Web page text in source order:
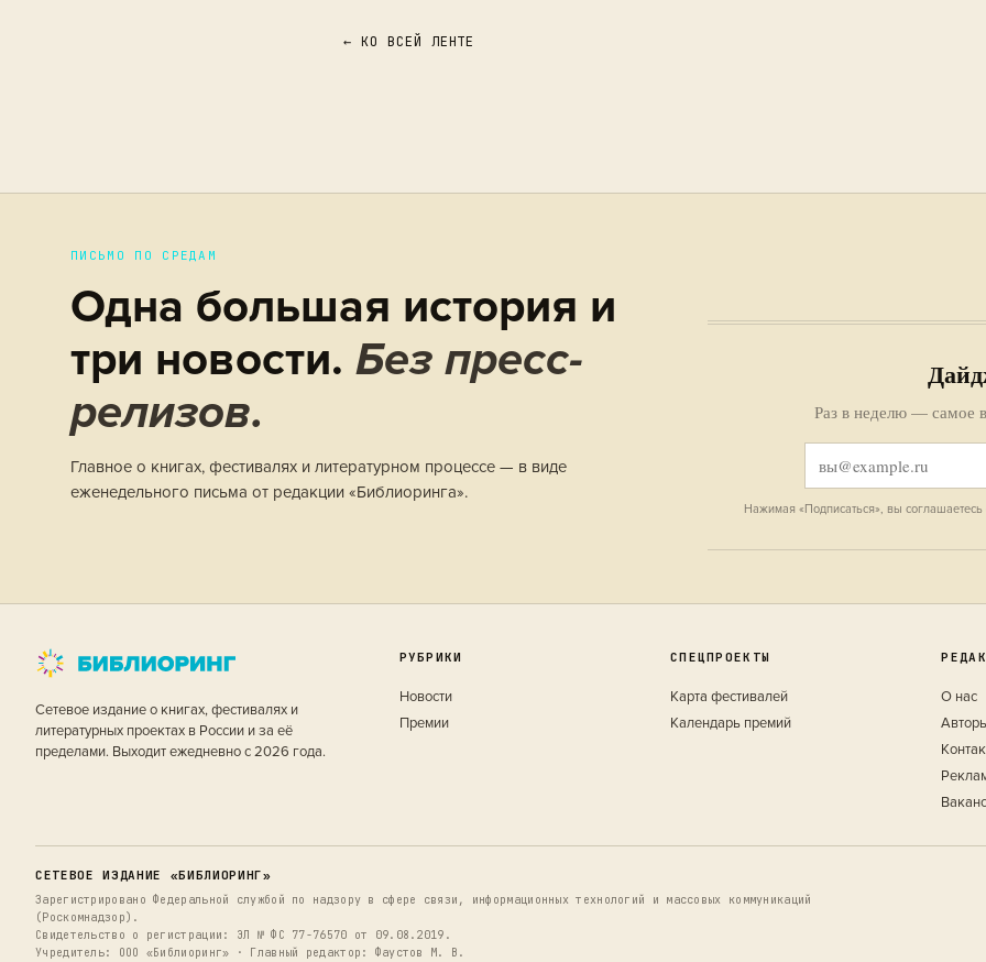
← КО ВСЕЙ ЛЕНТЕ
ПИСЬМО ПО СРЕДАМ
Одна большая история и
три новости. Без пресс-
релизов.
Главное о книгах, фестивалях и литературном процессе — в виде
еженедельного письма от редакции «Библиоринга».
Раз в неделю — самое
Нажимая «Подписаться», вы соглашаетесь
Сетевое издание о книгах, фестивалях и
литературных проектах в России и за её
пределами. Выходит ежедневно с 2026 года.
РУБРИКИ
Новости
Премии
СПЕЦПРОЕКТЫ
Карта фестивалей
Календарь премий
О нас
СЕТЕВОЕ ИЗДАНИЕ «БИБЛИОРИНГ»
Зарегистрировано Федеральной службой по надзору в сфере связи, информационных технологий и массовых коммуникаций
(Роскомнадзор).
Свидетельство о регистрации: ЭЛ № ФС 77-76570 от 09.08.2019.
Учредитель: ООО «Библиоринг» · Главный редактор: Фаустов М. В.